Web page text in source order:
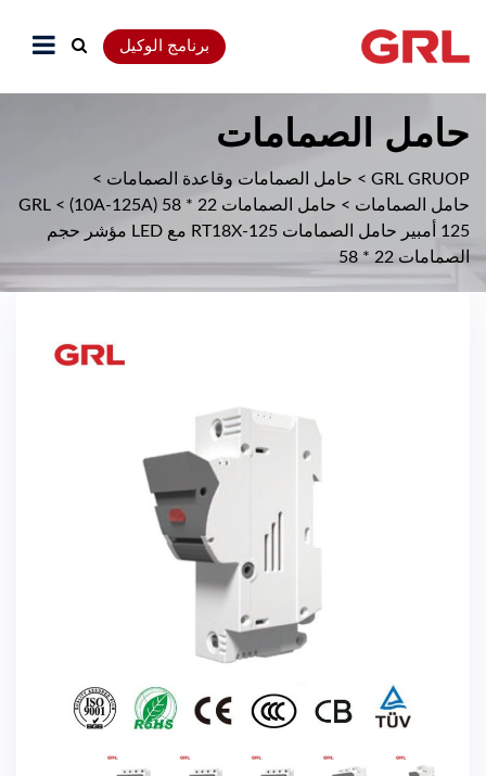
برنامج الوكيل
حامل الصمامات
GRL GRUOP
> حامل الصمامات وقاعدة الصمامات >
حامل الصمامات > حامل الصمامات 22 * 58 (10A-125A) >
GRL
125 أمبير حامل الصمامات RT18X-125 مع LED مؤشر حجم
الصمامات 22 * 58